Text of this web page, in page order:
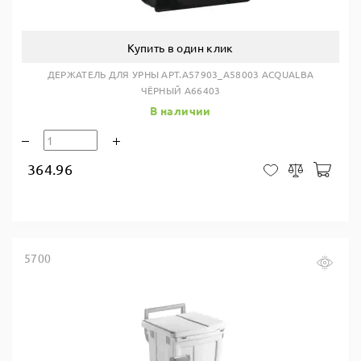
Купить в один клик
ДЕРЖАТЕЛЬ ДЛЯ УРНЫ АРТ.A57903_A58003 ACQUALBA
ЧЁРНЫЙ A66403
В наличии
364.96 В закладки
Сравнить
5700